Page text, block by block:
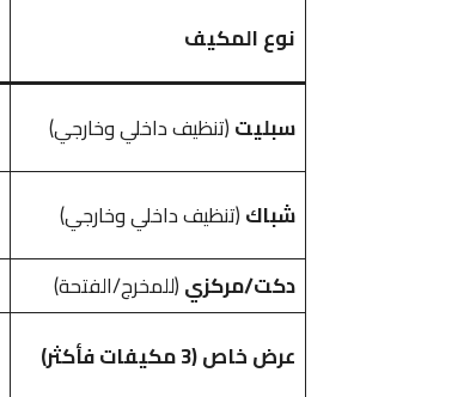
نوع المكيف
سبليت(تنظيف داخلي وخارجي)
شباك(تنظيف داخلي وخارجي)
دكت/مركزي(للمخرج/الفتحة)
عرض خاص (3 مكيفات فأكثر)